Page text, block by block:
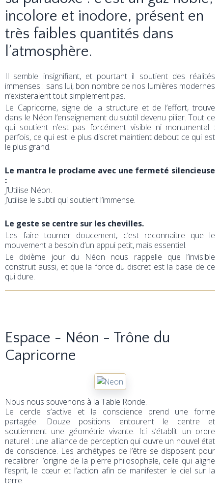
incolore et inodore, présent en
très faibles quantités dans
l’atmosphère.
Il semble insignifiant, et pourtant il soutient des réalités
immenses : sans lui, bon nombre de nos lumières modernes
n’existeraient tout simplement pas.
Le Capricorne, signe de la structure et de l’effort, trouve
dans le Néon l’enseignement du subtil devenu pilier. Tout ce
qui soutient n’est pas forcément visible ni monumental :
parfois, ce qui est le plus discret maintient debout ce qui est
le plus grand.
Le mantra le proclame avec une fermeté silencieuse
:
J’Utilise Néon.
J’utilise le subtil qui soutient l’immense.
Le geste se centre sur les chevilles.
Les faire tourner doucement, c’est reconnaître que le
mouvement a besoin d’un appui petit, mais essentiel.
Le dixième jour du Néon nous rappelle que l’invisible
construit aussi, et que la force du discret est la base de ce
qui dure.
Espace - Néon - Trône du
Capricorne
Nous nous souvenons à la Table Ronde.
Le cercle s’active et la conscience prend une forme
partagée. Douze positions entourent le centre et
soutiennent une géométrie vivante. Ici s’établit un ordre
naturel : une alliance de perception qui ouvre un nouvel état
de conscience. Les archétypes de l’être se disposent pour
recalibrer l’origine de la pierre philosophale, celle qui aligne
l’esprit, le cœur et l’action afin de manifester le ciel sur la
terre.